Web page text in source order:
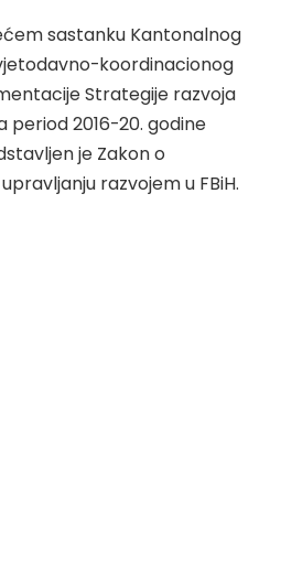
sastanku Kantonalnog
koordinacionog
Strategije razvoja
period 2016-20. godine
je Zakon o
razvojem u FBiH.